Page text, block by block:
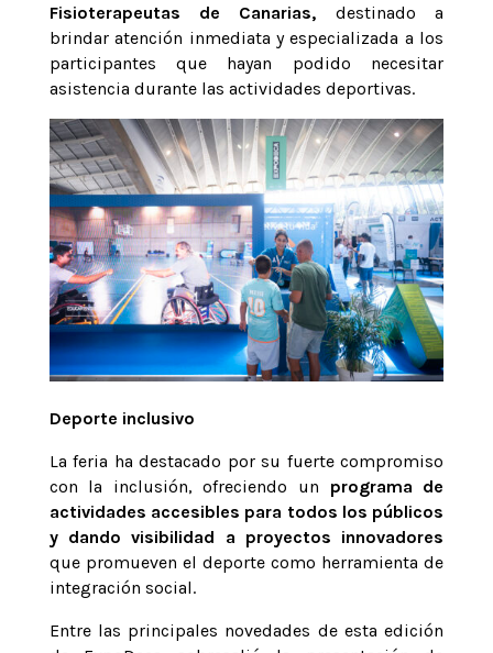
Fisioterapeutas de Canarias, destinado a
brindar atención inmediata y especializada a los
participantes que hayan podido necesitar
asistencia durante las actividades deportivas.
Deporte inclusivo
La feria ha destacado por su fuerte compromiso
con la inclusión, ofreciendo un programa de
actividades accesibles para todos los públicos
y dando visibilidad a proyectos innovadores
que promueven el deporte como herramienta de
integración social.
Entre las principales novedades de esta edición